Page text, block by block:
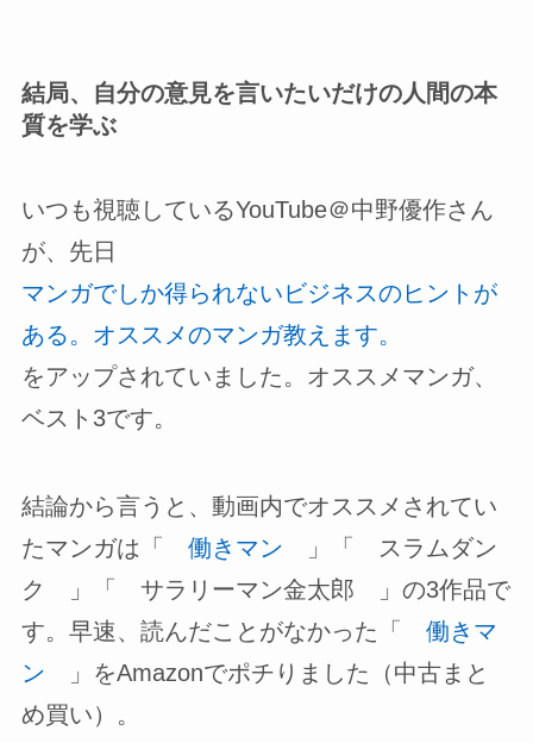
結局、自分の意見を言いたいだけの人間の本
質を学ぶ
いつも視聴しているYouTube＠中野優作さん
が、先日
マンガでしか得られないビジネスのヒントが
ある。オススメのマンガ教えます。
をアップされていました。オススメマンガ、
ベスト3です。
結論から言うと、動画内でオススメされてい
たマンガは「 働きマン 」「 スラムダン
ク 」「 サラリーマン金太郎 」の3作品で
す。早速、読んだことがなかった「 働きマ
ン 」をAmazonでポチりました（中古まと
め買い）。